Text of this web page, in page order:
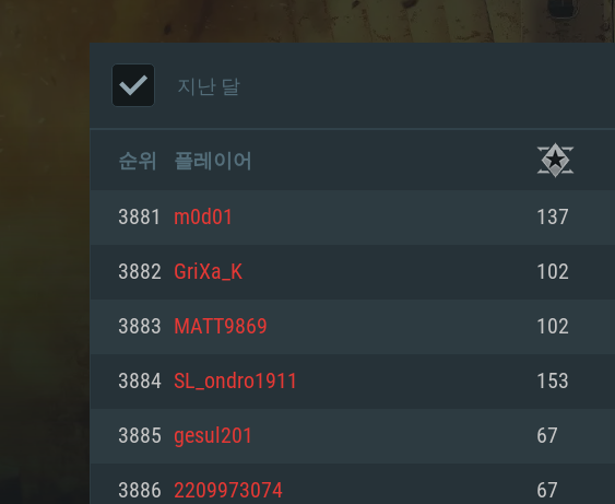
지난 달
순위 플레이어
3881 m0d01 137
3882 GriXa_K 102
3883 MATT9869 102
3884 SL_ondro1911 153
3885 gesul201 67
3886 2209973074 67